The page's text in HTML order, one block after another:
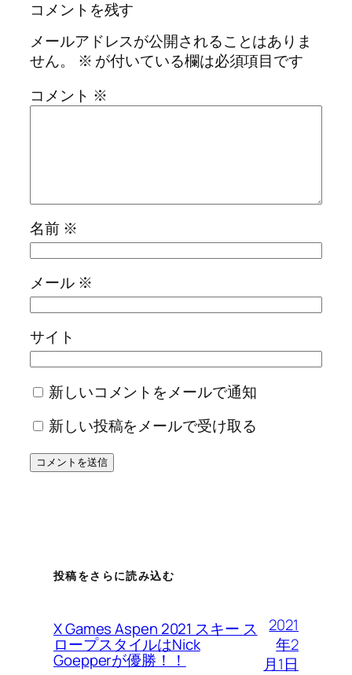
コメントを残す
メールアドレスが公開されることはありま
せん。
※ が付いている欄は必須項目です
コメント ※
名前 ※
メール ※
サイト
新しいコメントをメールで通知
新しい投稿をメールで受け取る
投稿をさらに読み込む
X Games Aspen 2021 スキー ス
ロープスタイルはNick
Goepperが優勝！！
2021
年2
月1日